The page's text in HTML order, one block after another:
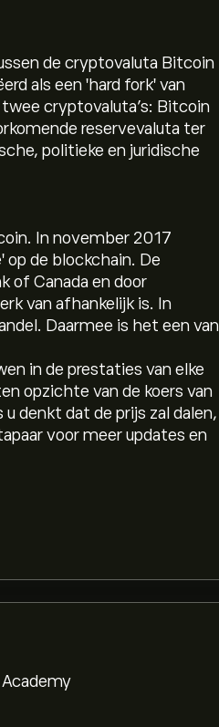
de cryptovaluta Bitcoin
als een 'hard fork' van
cryptovaluta's: Bitcoin
reservevaluta ter
politieke en juridische
In november 2017
op de blockchain. De
of Canada en door
van afhankelijk is. In
Daarmee is het een van
in de prestaties van elke
opzichte van de koers van
denkt dat de prijs zal dalen,
voor meer updates en